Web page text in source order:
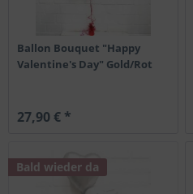
Ballon Bouquet "Happy
Valentine's Day" Gold/Rot
27,90 € *
Bald wieder da